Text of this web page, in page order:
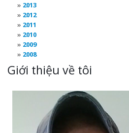
2013
2012
2011
2010
2009
2008
Giới thiệu về tôi